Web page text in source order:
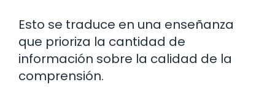
Esto se traduce en una enseñanza
que prioriza la cantidad de
información sobre la calidad de la
comprensión.